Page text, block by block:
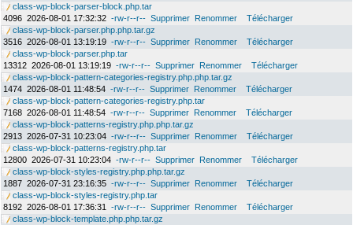
class-wp-block-parser-block.php.tar
4096 2026-08-01 17:32:32 -rw-r--r-- Supprimer Renommer
Télécharger
class-wp-block-parser.php.php.tar.gz
3516 2026-08-01 13:19:19 -rw-r--r-- Supprimer Renommer
Télécharger
class-wp-block-parser.php.tar
13312 2026-08-01 13:19:19 -rw-r--r-- Supprimer Renommer
Télécharger
class-wp-block-pattern-categories-registry.php.php.tar.gz
1474 2026-08-01 11:48:54 -rw-r--r-- Supprimer Renommer
Télécharger
class-wp-block-pattern-categories-registry.php.tar
7168 2026-08-01 11:48:54 -rw-r--r-- Supprimer Renommer
Télécharger
class-wp-block-patterns-registry.php.php.tar.gz
2913 2026-07-31 10:23:04 -rw-r--r-- Supprimer Renommer
Télécharger
class-wp-block-patterns-registry.php.tar
12800 2026-07-31 10:23:04 -rw-r--r-- Supprimer Renommer
Télécharger
class-wp-block-styles-registry.php.php.tar.gz
1887 2026-07-31 23:16:35 -rw-r--r-- Supprimer Renommer
Télécharger
class-wp-block-styles-registry.php.tar
8192 2026-08-01 17:36:31 -rw-r--r-- Supprimer Renommer
Télécharger
class-wp-block-template.php.php.tar.gz